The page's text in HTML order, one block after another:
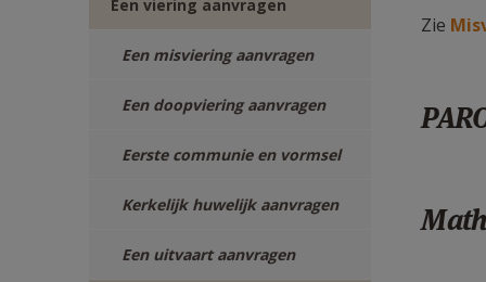
Een viering aanvragen
Een misviering aanvragen
Een doopviering aanvragen
Eerste communie en vormsel
Kerkelijk huwelijk aanvragen
Een uitvaart aanvragen
Zie